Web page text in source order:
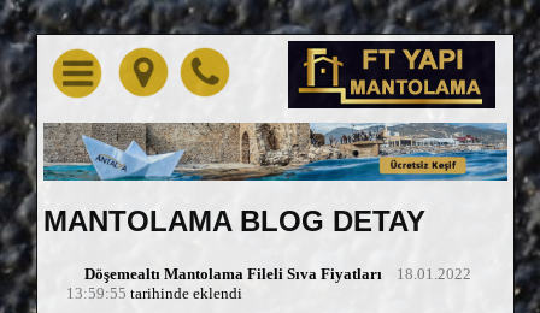
MANTOLAMA BLOG DETAY
Döşemealtı Mantolama Fileli Sıva Fiyatları
18.01.2022
13:59:55 tarihinde eklendi